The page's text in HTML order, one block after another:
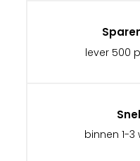
lever 500
binnen 1-3